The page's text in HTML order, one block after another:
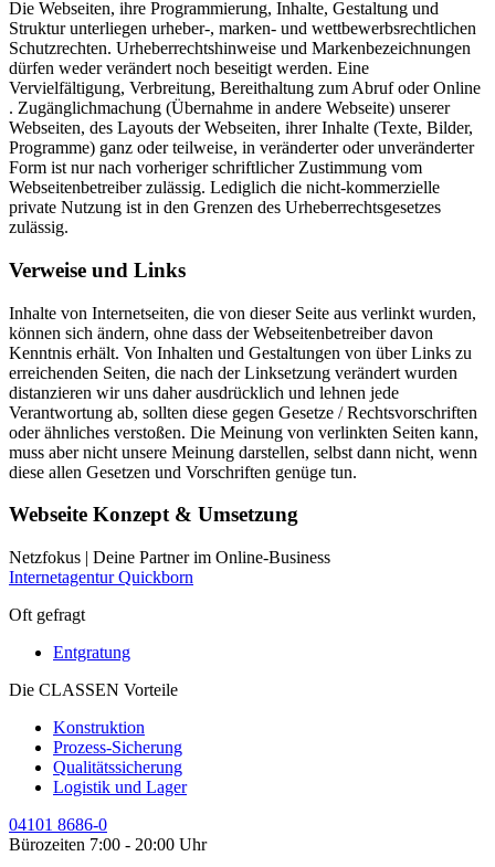
Die Webseiten, ihre Programmierung, Inhalte, Gestaltung und
Struktur unterliegen urheber-, marken- und wettbewerbsrechtlichen
Schutzrechten. Urheberrechtshinweise und Markenbezeichnungen
dürfen weder verändert noch beseitigt werden. Eine
Vervielfältigung, Verbreitung, Bereithaltung zum Abruf oder Online
. Zugänglichmachung (Übernahme in andere Webseite) unserer
Webseiten, des Layouts der Webseiten, ihrer Inhalte (Texte, Bilder,
Programme) ganz oder teilweise, in veränderter oder unveränderter
Form ist nur nach vorheriger schriftlicher Zustimmung vom
Webseitenbetreiber zulässig. Lediglich die nicht-kommerzielle
private Nutzung ist in den Grenzen des Urheberrechtsgesetzes
zulässig.
Verweise und Links
Inhalte von Internetseiten, die von dieser Seite aus verlinkt wurden,
können sich ändern, ohne dass der Webseitenbetreiber davon
Kenntnis erhält. Von Inhalten und Gestaltungen von über Links zu
erreichenden Seiten, die nach der Linksetzung verändert wurden
distanzieren wir uns daher ausdrücklich und lehnen jede
Verantwortung ab, sollten diese gegen Gesetze / Rechtsvorschriften
oder ähnliches verstoßen. Die Meinung von verlinkten Seiten kann,
muss aber nicht unsere Meinung darstellen, selbst dann nicht, wenn
diese allen Gesetzen und Vorschriften genüge tun.
Webseite Konzept & Umsetzung
Netzfokus | Deine Partner im Online-Business
Internetagentur Quickborn
Oft gefragt
Entgratung
Die CLASSEN Vorteile
Konstruktion
Prozess-Sicherung
Qualitätssicherung
Logistik und Lager
04101 8686-0
Bürozeiten 7:00 - 20:00 Uhr